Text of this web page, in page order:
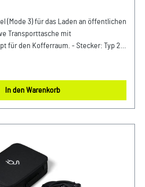
(Mode 3) für das Laden an öffentlichen
Transporttasche mit
für den Kofferraum. - Stecker: Typ 2-
Stromstärke: bis zu 32 A
LandshutPorsche Zentrum
Straße 184030 ErgoldingUSt.-IdNr.:
In den Warenkorb